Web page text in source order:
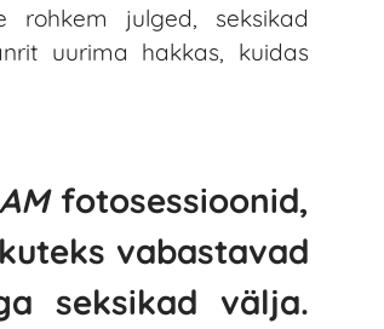
rohkem julged, seksikad
uurima hakkas, kuidas
fotosessioonid,
vabastavad
seksikad välja.